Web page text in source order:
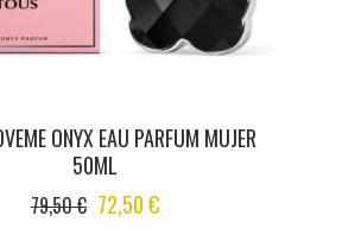
ONYX EAU PARFUM MUJER
50ML
79,50€ ORIGINAL
72,50€CURRENT